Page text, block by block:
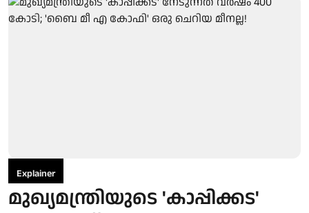
Explainer
മുഖ്യമന്ത്രിയുടെ 'കാപ്പിക്കട'